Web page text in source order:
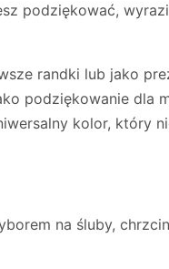
podziękować,
randki lub jako
podziękowanie dla
kolor, który
na śluby,